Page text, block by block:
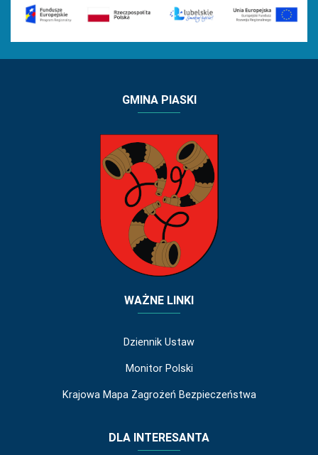
GMINA PIASKI
WAŻNE LINKI
Dziennik Ustaw
Monitor Polski
Krajowa Mapa Zagrożeń Bezpieczeństwa
DLA INTERESANTA